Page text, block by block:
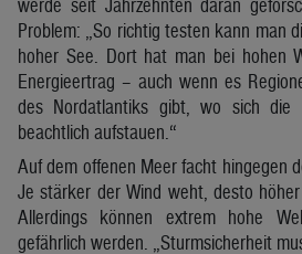
Problem: „So richtig testen kann man
hoher See. Dort hat man bei hohen
Energieertrag – auch wenn es
des Nordatlantiks gibt, wo sich die
beachtlich aufstauen.“
Auf dem offenen Meer facht hingegen
Je stärker der Wind weht, desto höher
Allerdings können extrem hohe
gefährlich werden. „Sturmsicherheit